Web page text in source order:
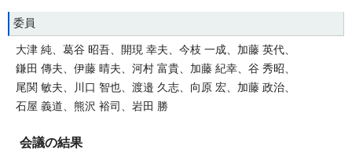
委員
大津 純、葛谷 昭吾、開現 幸夫、今枝 一成、加藤 英代、
鎌田 傳夫、伊藤 晴夫、河村 富貴、加藤 紀幸、谷 秀昭、
尾関 敏夫、川口 智也、渡邉 久志、向原 宏、加藤 政治、
石屋 義道、熊沢 裕司、岩田 勝
会議の結果